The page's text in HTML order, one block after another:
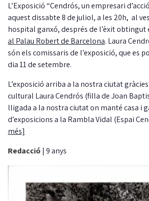
L’Exposició “Cendrós, un empresari
aquest dissabte 8 de juliol, a les 20h, al
hospital ganxó, després de l’èxit obtingut
al Palau Robert de Barcelona. Laura
són els comissaris de l’exposició, que es
dia 11 de setembre.
L’exposició arriba a la nostra ciutat
cultural Laura Cendrós (filla de Joan
lligada a la nostra ciutat on manté casa i
d’exposicions a la Rambla Vidal (Espai
més]
Redacció | 9 anys